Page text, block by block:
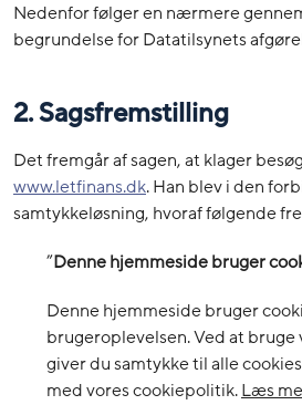
Nedenfor følger en nærmere
begrundelse for Datatilsynets
2. Sagsfremstilling
Det fremgår af sagen, at klager
www.letfinans.dk. Han blev i den
samtykkeløsning, hvoraf følgende
”Denne hjemmeside bruger
Denne hjemmeside bruger
brugeroplevelsen. Ved at
giver du samtykke til alle
med vores cookiepolitik.Læs